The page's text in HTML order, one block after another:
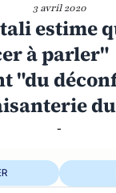
3 avril 2020
estime
à parler"
"du
-